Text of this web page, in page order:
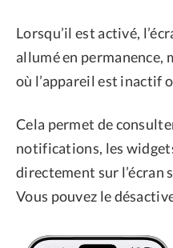
Lorsqu’il est activé,
allumé en permanence,
où l’appareil est inactif
Cela permet de
notifications, les
directement sur l’écran
Vous pouvez le